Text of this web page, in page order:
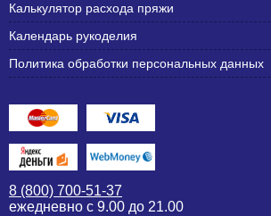
Калькулятор расхода пряжи
Календарь рукоделия
Политика обработки персональных данных
8 (800) 700-51-37
ежедневно с 9.00 до 21.00